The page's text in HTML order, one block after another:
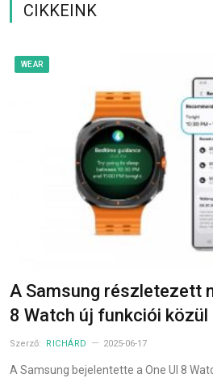
CIKKEINK
WEAR
A Samsung részletezett
8 Watch új funkciói közül
Szerző: RICHÁRD 2025-06-17
A Samsung bejelentette a One UI 8